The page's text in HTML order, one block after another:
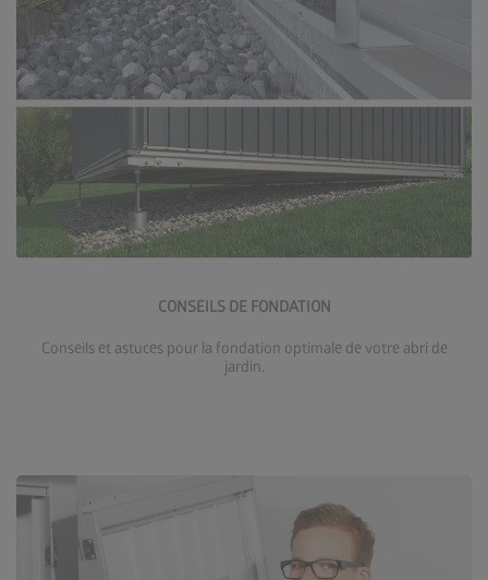
CONSEILS DE FONDATION
Conseils et astuces pour la fondation optimale de votre abri de
jardin.
Accéder aux conseils de fondation